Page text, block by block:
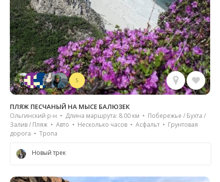
5
ПЛЯЖ ПЕСЧАНЫЙ НА МЫСЕ БАЛЮЗЕК
Ольгинский р-н • Длина маршрута: 8.00 км • Побережье / Бухта /
Залив / Пляж • Авто • Несколько часов • Асфальт • Грунтовая
дорога • Тропа
Новый трек